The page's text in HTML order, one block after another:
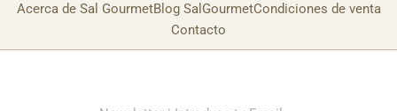
Acerca de Sal GourmetBlog SalGourmetCondiciones de venta
Contacto